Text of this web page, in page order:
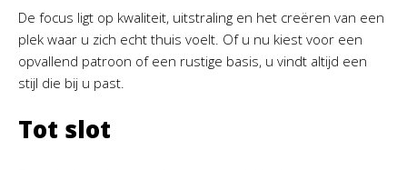
De focus ligt op kwaliteit, uitstraling en het creëren van een
plek waar u zich echt thuis voelt. Of u nu kiest voor een
opvallend patroon of een rustige basis, u vindt altijd een
stijl die bij u past.
Tot slot